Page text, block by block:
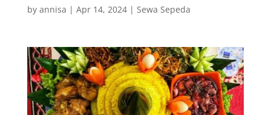
by annisa | Apr 14, 2024| Sewa Sepeda